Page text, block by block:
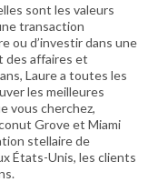
sont les valeurs
transaction
ou d’investir dans une
des affaires et
Laure a toutes les
les meilleures
vous cherchez,
Grove et Miami
stellaire de
États-Unis, les clients